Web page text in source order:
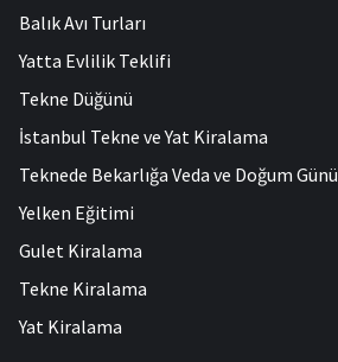
Balık Avı Turları
Yatta Evlilik Teklifi
Tekne Düğünü
İstanbul Tekne ve Yat Kiralama
Teknede Bekarlığa Veda ve Doğum Günü
Yelken Eğitimi
Gulet Kiralama
Tekne Kiralama
Yat Kiralama